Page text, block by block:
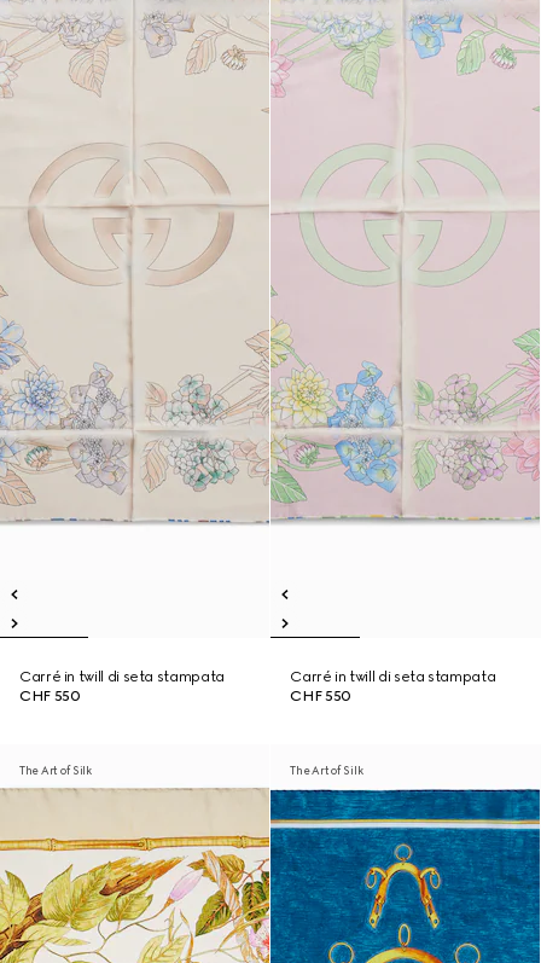
Carré in twill di seta stampata
CHF 550
Carré in twill di seta stampata
CHF 550
The Art of Silk The Art of Silk